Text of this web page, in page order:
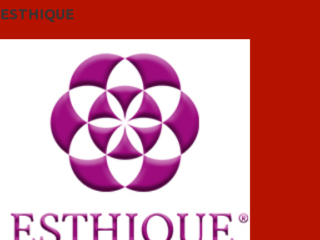
ESTHIQUE